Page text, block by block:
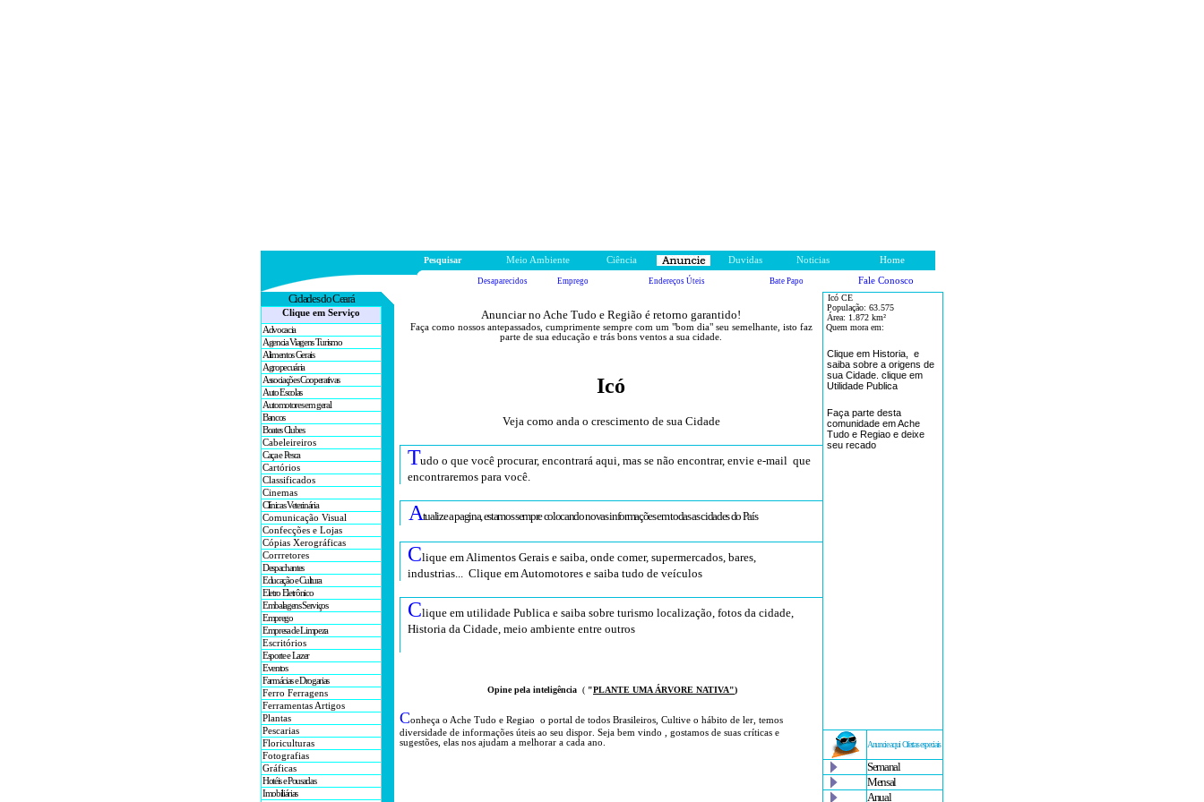
Pesquisar Meio Ambiente Ciência Duvidas Noticias Home
Desaparecidos Emprego Endereços Úteis Bate Papo Fale Conosco
Cidadesdo Ceará
Clique em Serviço
Advocacia
Agencia Viagens Turismo
Alimentos Gerais
Agropecuária
Associações Cooperativas
Auto Escolas
Automotores em geral
Bancos
Boates Clubes
Cabeleireiros
Caça e Pesca
Cartórios
Classificados
Cinemas
Clínicas Veterinária
Comunicação Visual
Confecções e Lojas
Cópias Xerográficas
Corrretores
Despachantes
Educação e Cultura
Eletro Eletrônico
Embalagens Serviços
Emprego
Empresa de Limpeza
Escritórios
Esporte e Lazer
Eventos
Farmácias e Drogarias
Ferro Ferragens
Ferramentas Artigos
Plantas
Pescarias
Floriculturas
Fotografias
Gráficas
Hotéis e Pousadas
Imobiliárias
Anunciar no Ache Tudo e Região é retorno garantido!
Faça como nossos antepassados, cumprimente sempre com um "bom dia" seu semelhante, isto faz
parte de sua educação e trás bons ventos a sua cidade.
Icó
Veja como anda o crescimento de sua Cidade
Tudo o que você procurar, encontrará aqui, mas se não encontrar, envie e-mail que
encontraremos para você.
Atualize a pagina, estamos sempre colocando novas informações em todas as cidades do País
Clique em Alimentos Gerais e saiba, onde comer, supermercados, bares,
industrias... Clique em Automotores e saiba tudo de veículos
Clique em utilidade Publica e saiba sobre turismo localização, fotos da cidade,
Historia da Cidade, meio ambiente entre outros
Opine pela inteligência ( "PLANTE UMA ÁRVORE NATIVA")
Conheça o Ache Tudo e Regiao o portal de todos Brasileiros Cultive o hábito de ler, temos
diversidade de informações úteis ao seu dispor Seja bem vindo , gostamos de suas críticas e
sugestões, elas nos ajudam a melhorar a cada ano.
Icó CE
População: 63.575
Área: 1.872 km²
Quem mora em:
Clique em Historia, e
saiba sobre a origens de
sua Cidade. clique em
Utilidade Publica
Faça parte desta
comunidade em Ache
Tudo e Regiao e deixe
seu recado
Anuncie aqui Ofertas especiais
Semanal
Mensal
Anual